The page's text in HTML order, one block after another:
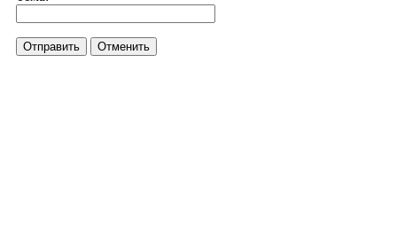
Отправить Отменить